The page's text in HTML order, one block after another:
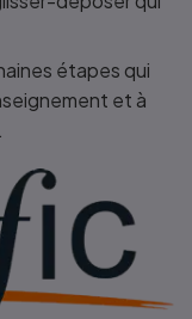
étapes qui
et à